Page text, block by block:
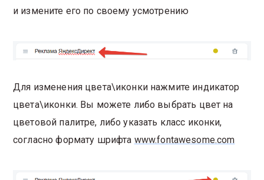
и измените его по своему усмотрению
Для изменения цвета\иконки нажмите индикатор
цвета\иконки. Вы можете либо выбрать цвет на
цветовой палитре, либо указать класс иконки,
согласно формату шрифта www.fontawesome.com